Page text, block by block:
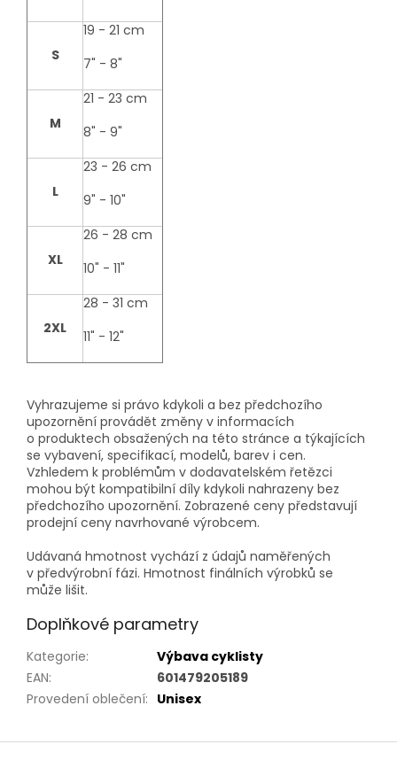
S
19 - 21 cm
7" - 8"
M
21 - 23 cm
8" - 9"
L
23 - 26 cm
9" - 10"
XL
26 - 28 cm
10" - 11"
2XL
28 - 31 cm
11" - 12"
Vyhrazujeme si právo kdykoli a bez předchozího
upozornění provádět změny v informacích
o produktech obsažených na této stránce a týkajících
se vybavení, specifikací, modelů, barev i cen.
Vzhledem k problémům v dodavatelském řetězci
mohou být kompatibilní díly kdykoli nahrazeny bez
předchozího upozornění. Zobrazené ceny představují
prodejní ceny navrhované výrobcem.
Udávaná hmotnost vychází z údajů naměřených
v předvýrobní fázi. Hmotnost finálních výrobků se
může lišit.
Doplňkové parametry
Kategorie:
Výbava cyklisty
EAN:
601479205189
Provedení oblečení: Unisex
Z